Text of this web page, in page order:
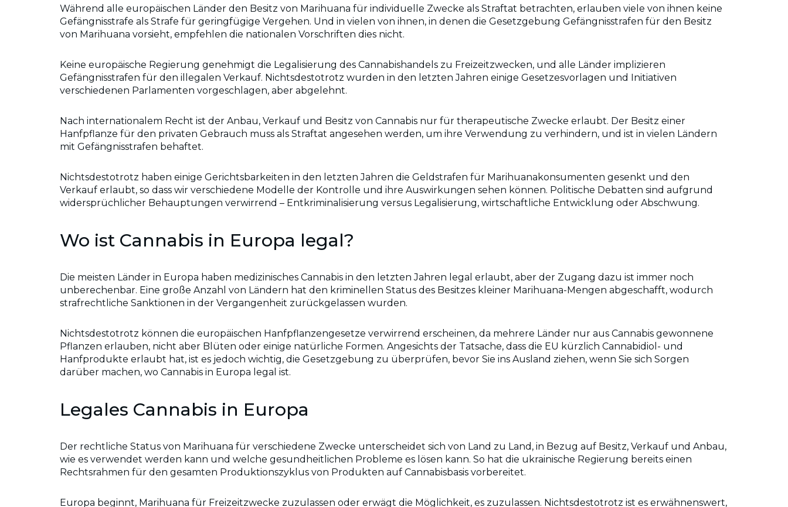
Während alle europäischen Länder den Besitz von Marihuana für individuelle Zwecke als Straftat betrachten, erlauben viele von ihnen keine
Gefängnisstrafe als Strafe für geringfügige Vergehen. Und in vielen von ihnen, in denen die Gesetzgebung Gefängnisstrafen für den Besitz
von Marihuana vorsieht, empfehlen die nationalen Vorschriften dies nicht.
Keine europäische Regierung genehmigt die Legalisierung des Cannabishandels zu Freizeitzwecken, und alle Länder implizieren
Gefängnisstrafen für den illegalen Verkauf. Nichtsdestotrotz wurden in den letzten Jahren einige Gesetzesvorlagen und Initiativen
verschiedenen Parlamenten vorgeschlagen, aber abgelehnt.
Nach internationalem Recht ist der Anbau, Verkauf und Besitz von Cannabis nur für therapeutische Zwecke erlaubt. Der Besitz einer
Hanfpflanze für den privaten Gebrauch muss als Straftat angesehen werden, um ihre Verwendung zu verhindern, und ist in vielen Ländern
mit Gefängnisstrafen behaftet.
Nichtsdestotrotz haben einige Gerichtsbarkeiten in den letzten Jahren die Geldstrafen für Marihuanakonsumenten gesenkt und den
Verkauf erlaubt, so dass wir verschiedene Modelle der Kontrolle und ihre Auswirkungen sehen können. Politische Debatten sind aufgrund
widersprüchlicher Behauptungen verwirrend – Entkriminalisierung versus Legalisierung, wirtschaftliche Entwicklung oder Abschwung.
Wo ist Cannabis in Europa legal?
Die meisten Länder in Europa haben medizinisches Cannabis in den letzten Jahren legal erlaubt, aber der Zugang dazu ist immer noch
unberechenbar. Eine große Anzahl von Ländern hat den kriminellen Status des Besitzes kleiner Marihuana-Mengen abgeschafft, wodurch
strafrechtliche Sanktionen in der Vergangenheit zurückgelassen wurden.
Nichtsdestotrotz können die europäischen Hanfpflanzengesetze verwirrend erscheinen, da mehrere Länder nur aus Cannabis gewonnene
Pflanzen erlauben, nicht aber Blüten oder einige natürliche Formen. Angesichts der Tatsache, dass die EU kürzlich Cannabidiol- und
Hanfprodukte erlaubt hat, ist es jedoch wichtig, die Gesetzgebung zu überprüfen, bevor Sie ins Ausland ziehen, wenn Sie sich Sorgen
darüber machen, wo Cannabis in Europa legal ist.
Legales Cannabis in Europa
Der rechtliche Status von Marihuana für verschiedene Zwecke unterscheidet sich von Land zu Land, in Bezug auf Besitz, Verkauf und Anbau,
wie es verwendet werden kann und welche gesundheitlichen Probleme es lösen kann. So hat die ukrainische Regierung bereits einen
Rechtsrahmen für den gesamten Produktionszyklus von Produkten auf Cannabisbasis vorbereitet.
Europa beginnt, Marihuana für Freizeitzwecke zuzulassen oder erwägt die Möglichkeit, es zuzulassen. Nichtsdestotrotz ist es erwähnenswert,